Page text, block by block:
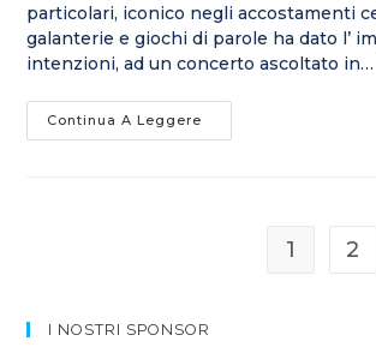
particolari, iconico negli accostamenti
galanterie e giochi di parole ha dato l’
intenzioni, ad un concerto ascoltato in…
Continua A Leggere
Regina,
Meridiana
1 2
I NOSTRI SPONSOR